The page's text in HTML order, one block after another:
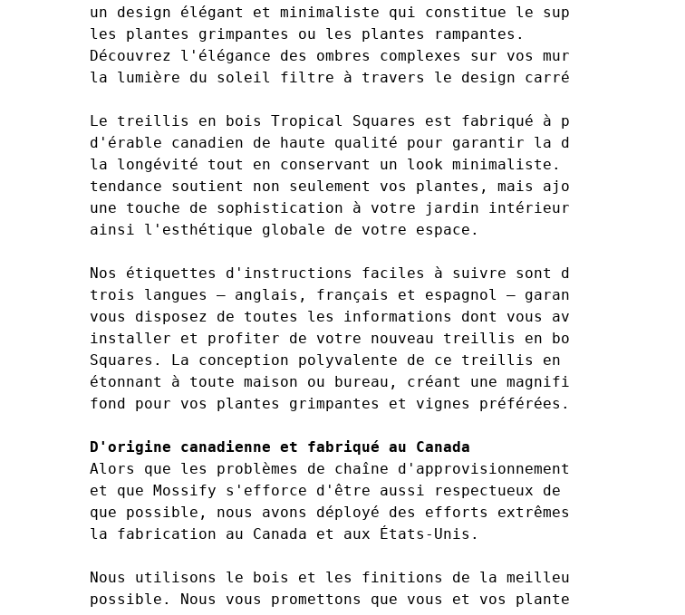
un design élégant et minimaliste qui constitue le support idéal
les plantes grimpantes ou les plantes rampantes.
Découvrez l'élégance des ombres complexes sur vos murs tandis
la lumière du soleil filtre à travers le design carré
Le treillis en bois Tropical Squares est fabriqué à partir de
d'érable canadien de haute qualité pour garantir la durabilité
la longévité tout en conservant un look minimaliste. Ce treillis
tendance soutient non seulement vos plantes, mais ajoute
une touche de sophistication à votre jardin intérieur,
ainsi l'esthétique globale de votre espace.
Nos étiquettes d'instructions faciles à suivre sont disponibles
trois langues – anglais, français et espagnol – garantissant que
vous disposez de toutes les informations dont vous avez besoin
installer et profiter de votre nouveau treillis en bois Tropical
Squares. La conception polyvalente de ce treillis en fait un
étonnant à toute maison ou bureau, créant une magnifique toile
fond pour vos plantes grimpantes et vignes préférées.
D'origine canadienne et fabriqué au Canada
Alors que les problèmes de chaîne d'approvisionnement
et que Mossify s'efforce d'être aussi respectueux de
que possible, nous avons déployé des efforts extrêmes pour
la fabrication au Canada et aux États-Unis.
Nous utilisons le bois et les finitions de la meilleure qualité
possible. Nous vous promettons que vous et vos plantes allez